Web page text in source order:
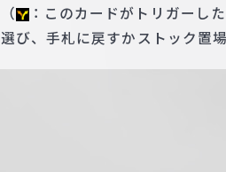
（
：このカードがトリガーし
選び、手札に戻すかストック置